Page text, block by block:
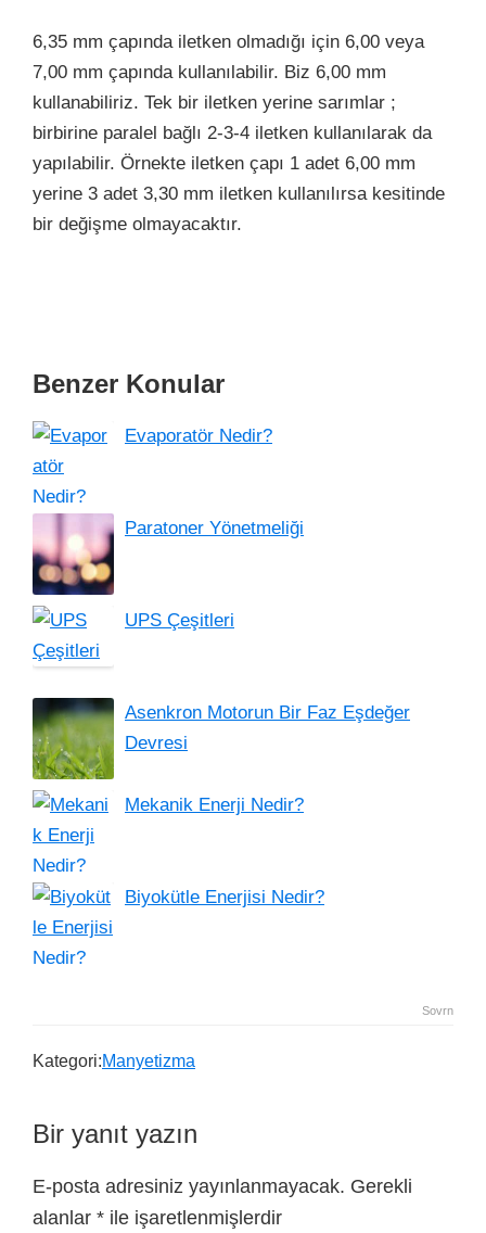
6,35 mm çapında iletken olmadığı için 6,00 veya
7,00 mm çapında kullanılabilir. Biz 6,00 mm
kullanabiliriz. Tek bir iletken yerine sarımlar ;
birbirine paralel bağlı 2-3-4 iletken kullanılarak da
yapılabilir. Örnekte iletken çapı 1 adet 6,00 mm
yerine 3 adet 3,30 mm iletken kullanılırsa kesitinde
bir değişme olmayacaktır.
Benzer Konular
Evaporatör Nedir?
Paratoner Yönetmeliği
UPS Çeşitleri
Asenkron Motorun Bir Faz Eşdeğer
Devresi
Mekanik Enerji Nedir?
Biyokütle Enerjisi Nedir?
Sovrn
Kategori:Manyetizma
Bir yanıt yazın
E-posta adresiniz yayınlanmayacak. Gerekli
alanlar * ile işaretlenmişlerdir